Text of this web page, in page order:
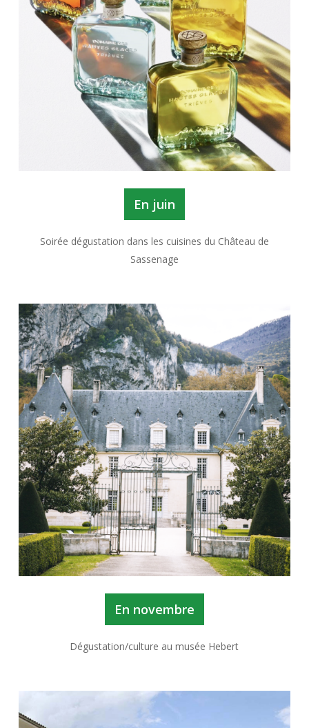
En juin
Soirée dégustation dans les cuisines du Château de
Sassenage
En novembre
Dégustation/culture au musée Hebert